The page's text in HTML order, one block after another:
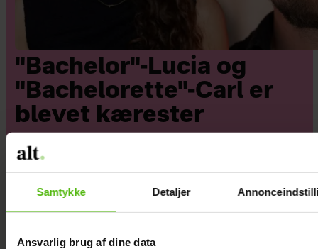
Samtykke Detaljer
Ansvarlig brug af dine data
"Bachelor"-Lucia og
"Bachelorette"-Carl er
blevet kærester